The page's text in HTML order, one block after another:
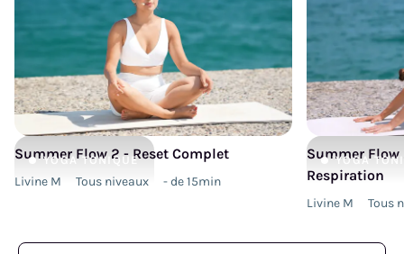
YOGA TONIQUE
Summer Flow 2 - Reset Complet
Livine M Tous niveaux - de 15min
YOGA
Summer
Respiration
Livine M Tous